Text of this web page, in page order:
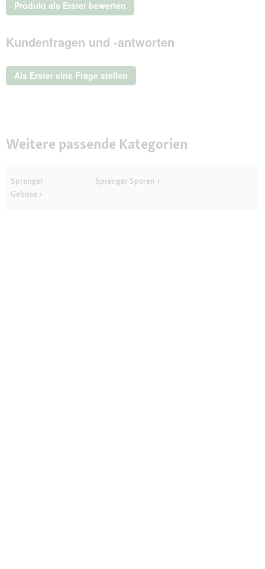
Beurteilungswert
Produkt als Erster bewerten
.
dieser
Aktion
ein
modales
Kundenfragen und -antworten
Als Erster eine Frage stellen
Weitere passende Kategorien
Sprenger
Gebisse
Sprenger Sporen